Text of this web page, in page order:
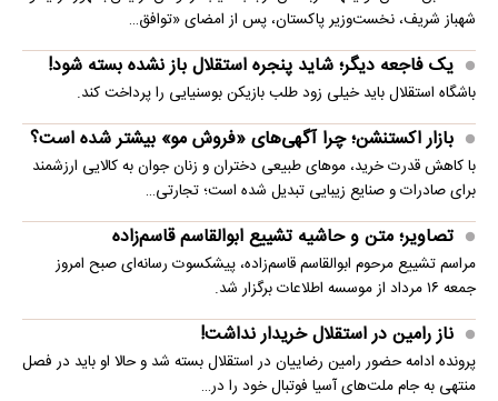
شهباز شریف، نخست‌وزیر پاکستان، پس از امضای «توافق…
یک فاجعه دیگر؛ شاید پنجره استقلال باز نشده بسته شود!
باشگاه استقلال باید خیلی زود طلب بازیکن بوسنیایی را پرداخت کند.
بازار اکستنشن؛ چرا آگهی‌های «فروش مو» بیشتر شده است؟
با کاهش قدرت خرید، موهای طبیعی دختران و زنان جوان به کالایی ارزشمند
برای صادرات و صنایع زیبایی تبدیل شده است؛ تجارتی…
تصاویر؛ متن و حاشیه تشییع ابوالقاسم قاسم‌زاده
مراسم تشییع مرحوم ابوالقاسم قاسم‌زاده، پیشکسوت رسانه‌ای صبح امروز
جمعه ۱۶ مرداد از موسسه اطلاعات برگزار شد.
ناز رامین در استقلال خریدار نداشت!
پرونده ادامه حضور رامین رضاییان در استقلال بسته شد و حالا او باید در فصل
منتهی به جام ملت‌های آسیا فوتبال خود را در…